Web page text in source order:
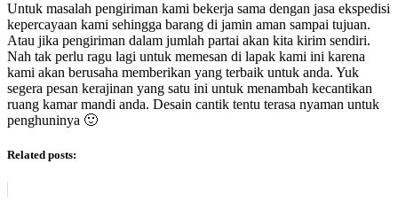
Untuk masalah pengiriman kami bekerja sama dengan jasa ekspedisi
kepercayaan kami sehingga barang di jamin aman sampai tujuan.
Atau jika pengiriman dalam jumlah partai akan kita kirim sendiri.
Nah tak perlu ragu lagi untuk memesan di lapak kami ini karena
kami akan berusaha memberikan yang terbaik untuk anda. Yuk
segera pesan kerajinan yang satu ini untuk menambah kecantikan
ruang kamar mandi anda. Desain cantik tentu terasa nyaman untuk
penghuninya 🙂
Related posts: